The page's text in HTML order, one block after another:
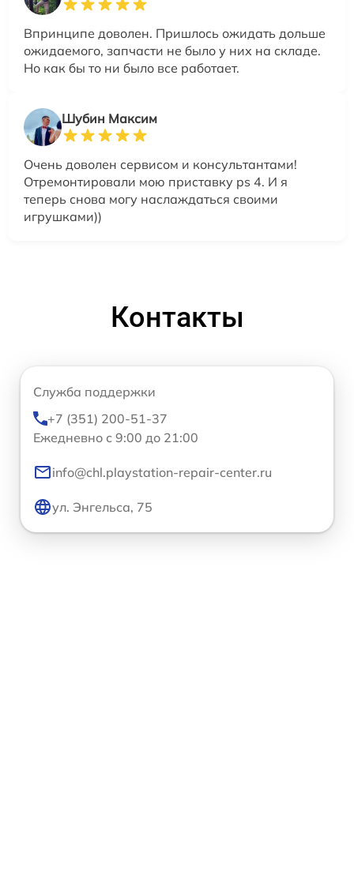
Впринципе доволен. Пришлось ожидать дольше
ожидаемого, запчасти не было у них на складе.
Но как бы то ни было все работает.
Шубин Максим
Очень доволен сервисом и консультантами!
Отремонтировали мою приставку ps 4. И я
теперь снова могу наслаждаться своими
игрушками))
Контакты
Служба поддержки
+7 (351) 200-51-37
Ежедневно с 9:00 до 21:00
info@chl.playstation-repair-center.ru
ул. Энгельса, 75